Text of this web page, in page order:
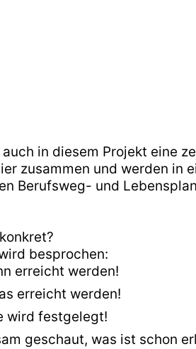
in diesem Projekt eine
zusammen und werden in
Berufsweg- und
besprochen:
erreicht werden!
erreicht werden!
wird festgelegt!
geschaut, was ist schon